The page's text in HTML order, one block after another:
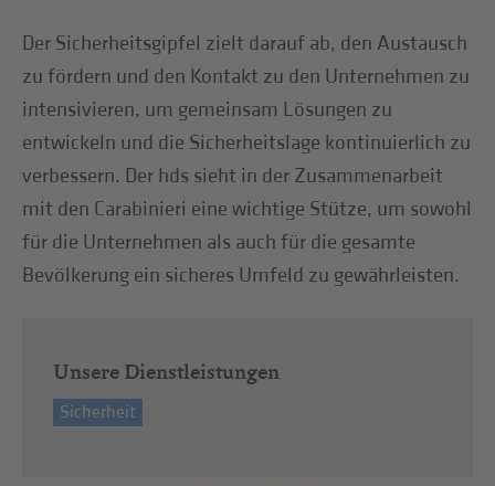
Der Sicherheitsgipfel zielt darauf ab, den Austausch
zu fördern und den Kontakt zu den Unternehmen zu
intensivieren, um gemeinsam Lösungen zu
entwickeln und die Sicherheitslage kontinuierlich zu
verbessern. Der hds sieht in der Zusammenarbeit
mit den Carabinieri eine wichtige Stütze, um sowohl
für die Unternehmen als auch für die gesamte
Bevölkerung ein sicheres Umfeld zu gewährleisten.
Unsere Dienstleistungen
Sicherheit